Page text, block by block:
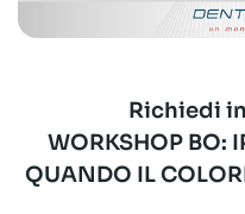
Richiedi
WORKSHOP BO:
QUANDO IL